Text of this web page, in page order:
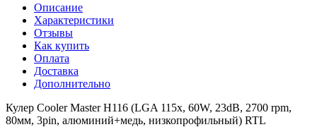
Описание
Характеристики
Отзывы
Как купить
Оплата
Доставка
Дополнительно
Кулер Cooler Master H116 (LGA 115x, 60W, 23dB, 2700 rpm,
80мм, 3pin, алюминий+медь, низкопрофильный) RTL